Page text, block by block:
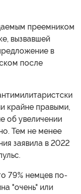
преемником
вызвавшей
в
после
крайне правыми,
об увеличении
Тем не менее
заявила в 2022
79% немцев по-
"очень" или